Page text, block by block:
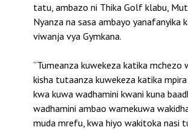
tatu, ambazo ni Thika Golf klabu,
Nyanza na sasa ambayo yanafanyika
viwanja vya Gymkana.
“Tumeanza kuwekeza katika mchezo
kisha tutaanza kuwekeza katika
kwa kuwa wadhamini kwani kuna
wadhamini ambao wamekuwa
muda mrefu, kwa hiyo wakitoka nasi